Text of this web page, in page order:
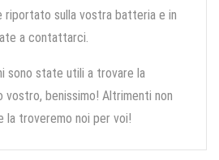
riportato sulla vostra batteria e in
a contattarci.
sono state utili a trovare la
vostro, benissimo! Altrimenti non
troveremo noi per voi!